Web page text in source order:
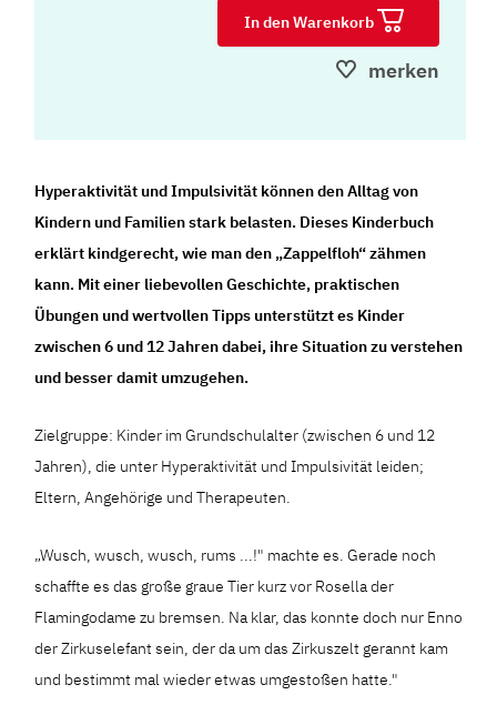
In den Warenkorb
merken
Hyperaktivität und Impulsivität können den Alltag von
Kindern und Familien stark belasten. Dieses Kinderbuch
erklärt kindgerecht, wie man den „Zappelfloh“ zähmen
kann. Mit einer liebevollen Geschichte, praktischen
Übungen und wertvollen Tipps unterstützt es Kinder
zwischen 6 und 12 Jahren dabei, ihre Situation zu verstehen
und besser damit umzugehen.
Zielgruppe: Kinder im Grundschulalter (zwischen 6 und 12
Jahren), die unter Hyperaktivität und Impulsivität leiden;
Eltern, Angehörige und Therapeuten.
„Wusch, wusch, wusch, rums ...!" machte es. Gerade noch
schaffte es das große graue Tier kurz vor Rosella der
Flamingodame zu bremsen. Na klar, das konnte doch nur Enno
der Zirkuselefant sein, der da um das Zirkuszelt gerannt kam
und bestimmt mal wieder etwas umgestoßen hatte."